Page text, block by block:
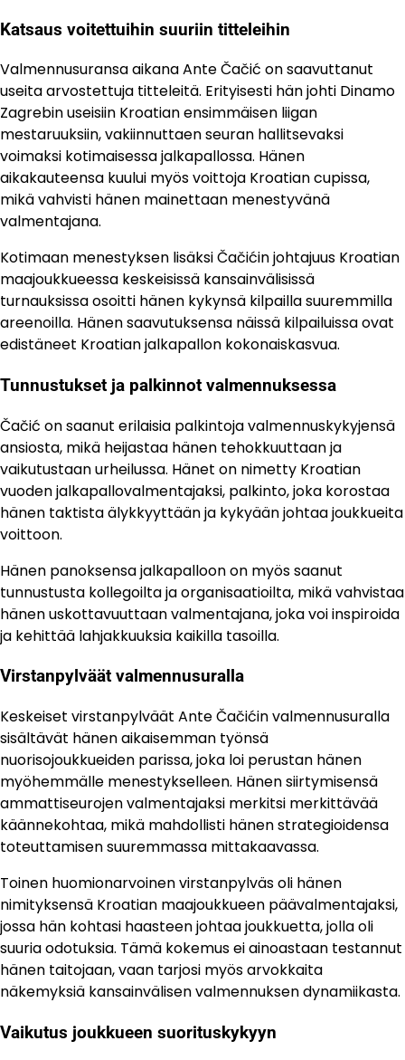
Katsaus voitettuihin suuriin titteleihin
Valmennusuransa aikana Ante Čačić on saavuttanut
useita arvostettuja titteleitä. Erityisesti hän johti Dinamo
Zagrebin useisiin Kroatian ensimmäisen liigan
mestaruuksiin, vakiinnuttaen seuran hallitsevaksi
voimaksi kotimaisessa jalkapallossa. Hänen
aikakauteensa kuului myös voittoja Kroatian cupissa,
mikä vahvisti hänen mainettaan menestyvänä
valmentajana.
Kotimaan menestyksen lisäksi Čačićin johtajuus Kroatian
maajoukkueessa keskeisissä kansainvälisissä
turnauksissa osoitti hänen kykynsä kilpailla suuremmilla
areenoilla. Hänen saavutuksensa näissä kilpailuissa ovat
edistäneet Kroatian jalkapallon kokonaiskasvua.
Tunnustukset ja palkinnot valmennuksessa
Čačić on saanut erilaisia palkintoja valmennuskykyjensä
ansiosta, mikä heijastaa hänen tehokkuuttaan ja
vaikutustaan urheilussa. Hänet on nimetty Kroatian
vuoden jalkapallovalmentajaksi, palkinto, joka korostaa
hänen taktista älykkyyttään ja kykyään johtaa joukkueita
voittoon.
Hänen panoksensa jalkapalloon on myös saanut
tunnustusta kollegoilta ja organisaatioilta, mikä vahvistaa
hänen uskottavuuttaan valmentajana, joka voi inspiroida
ja kehittää lahjakkuuksia kaikilla tasoilla.
Virstanpylväät valmennusuralla
Keskeiset virstanpylväät Ante Čačićin valmennusuralla
sisältävät hänen aikaisemman työnsä
nuorisojoukkueiden parissa, joka loi perustan hänen
myöhemmälle menestykselleen. Hänen siirtymisensä
ammattiseurojen valmentajaksi merkitsi merkittävää
käännekohtaa, mikä mahdollisti hänen strategioidensa
toteuttamisen suuremmassa mittakaavassa.
Toinen huomionarvoinen virstanpylväs oli hänen
nimityksensä Kroatian maajoukkueen päävalmentajaksi,
jossa hän kohtasi haasteen johtaa joukkuetta, jolla oli
suuria odotuksia. Tämä kokemus ei ainoastaan testannut
hänen taitojaan, vaan tarjosi myös arvokkaita
näkemyksiä kansainvälisen valmennuksen dynamiikasta.
Vaikutus joukkueen suorituskykyyn